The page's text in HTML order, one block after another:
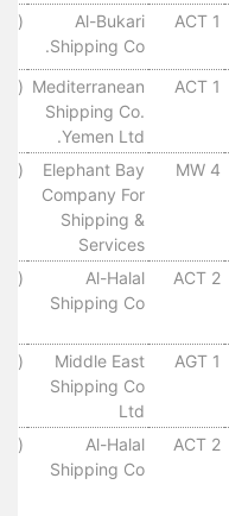
ACT 1
Al-Bukari
Shipping Co.
ACT 1
Mediterranean
Shipping Co.
Yemen Ltd.
MW 4
Elephant Bay
Company For
Shipping &
Services
ACT 2
Al-Halal
Shipping Co
AGT 1
Middle East
Shipping Co
Ltd
ACT 2
Al-Halal
Shipping Co